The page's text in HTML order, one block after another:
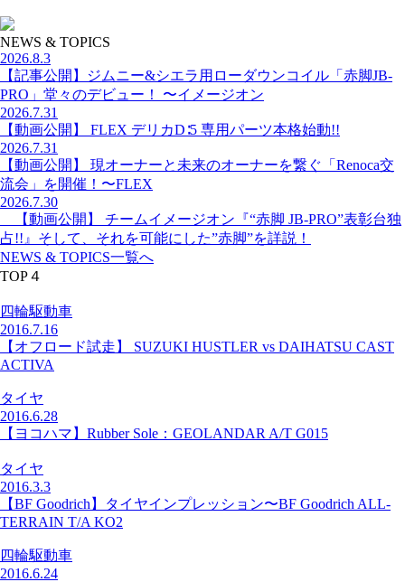
NEWS & TOPICS
2026.8.3
【記事公開】ジムニー&シエラ用ローダウンコイル「赤脚JB-
PRO」堂々のデビュー！ 〜イメージオン
2026.7.31
【動画公開】 FLEX デリカD∶5 専用パーツ本格始動!!
2026.7.31
【動画公開】 現オーナーと未来のオーナーを繋ぐ「Renoca交
流会」を開催！〜FLEX
2026.7.30
【動画公開】 チームイメージオン『“赤脚 JB-PRO”表彰台独
占!!』そして、それを可能にした”赤脚”を詳説！
NEWS & TOPICS一覧へ
TOP４
四輪駆動車
2016.7.16
【オフロード試走】 SUZUKI HUSTLER vs DAIHATSU CAST
ACTIVA
タイヤ
2016.6.28
【ヨコハマ】Rubber Sole：GEOLANDAR A/T G015
タイヤ
2016.3.3
【BF Goodrich】タイヤインプレッション〜BF Goodrich ALL-
TERRAIN T/A KO2
四輪駆動車
2016.6.24